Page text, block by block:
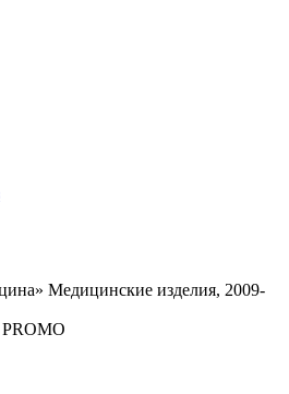
Медицинские изделия, 2009-